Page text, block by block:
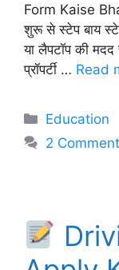
Form Kaise
शुरू से स्टेप बाय
या लैपटॉप की मदद
प्रॉपर्टी … Read
Categories
Education
2